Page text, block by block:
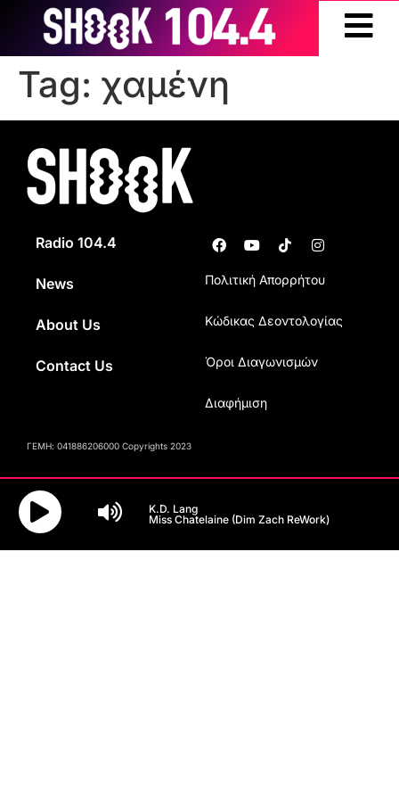
Tag: χαμένη
Radio 104.4
News
About Us
Contact Us
Πολιτική Απορρήτου
Κώδικας Δεοντολογίας
Όροι Διαγωνισμών
Διαφήμιση
ΓΕΜΗ: 041886206000 Copyrights 2023
K.D. Lang
Miss Chatelaine (Dim Zach ReWork)